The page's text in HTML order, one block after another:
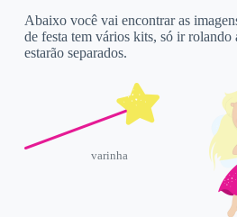
Abaixo você vai encontrar as
de festa tem vários kits, só ir rolando
estarão separados.
varinha